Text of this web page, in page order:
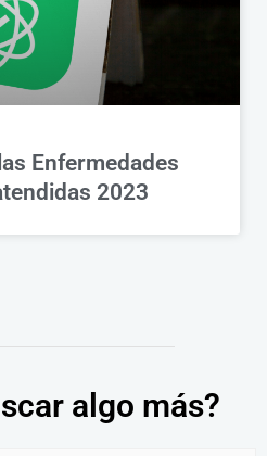
Enfermedades
2023
algo más?